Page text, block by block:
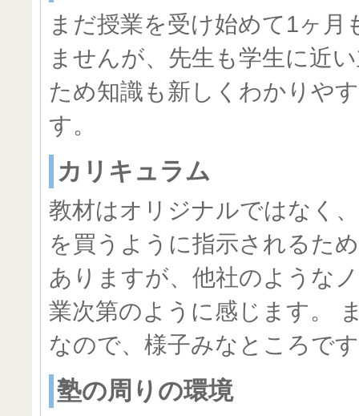
まだ授業を受け始めて1ヶ月
ませんが、先生も学生に近
ため知識も新しくわかりや
す。
カリキュラム
教材はオリジナルではなく
を買うように指示されるた
ありますが、他社のような
業次第のように感じます。
なので、様子みなところで
塾の周りの環境